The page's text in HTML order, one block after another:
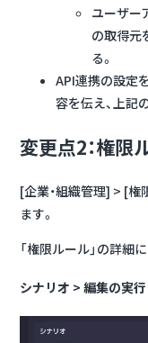
ユーザー
の取得元
る。
API連携の設定
容を伝え、上記
変更点2：権限
[企業・組織管理] > [
ます。
「権限ルール」の詳細
シナリオ > 編集の実行